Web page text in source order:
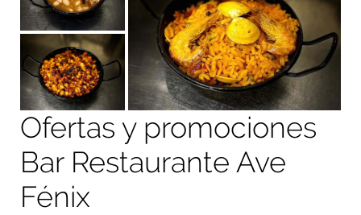
Ofertas y promociones
Bar Restaurante Ave
Fénix